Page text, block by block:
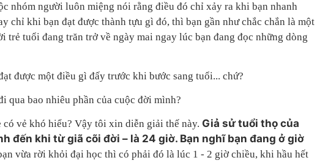
nhóm người luôn miệng nói rằng điều đó chỉ xảy ra khi bạn nhanh
chỉ khi bạn đạt được thành tựu gì đó, thì bạn gần như chắc chắn là một
trẻ tuổi đang trăn trở về ngày mai ngay lúc bạn đang đọc những dòng
được một điều gì đấy trước khi bước sang tuổi... chứ?
qua bao nhiêu phần của cuộc đời mình?
có vẻ khó hiểu? Vậy tôi xin diễn giải thế này. Giả sử tuổi thọ của
đến khi từ giã cõi đời – là 24 giờ. Bạn nghĩ bạn đang ở giờ
vừa rời khỏi đại học thì có phải đó là lúc 1 - 2 giờ chiều, khi hầu hết